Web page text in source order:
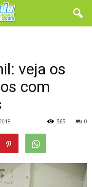
veja os
com
0
565